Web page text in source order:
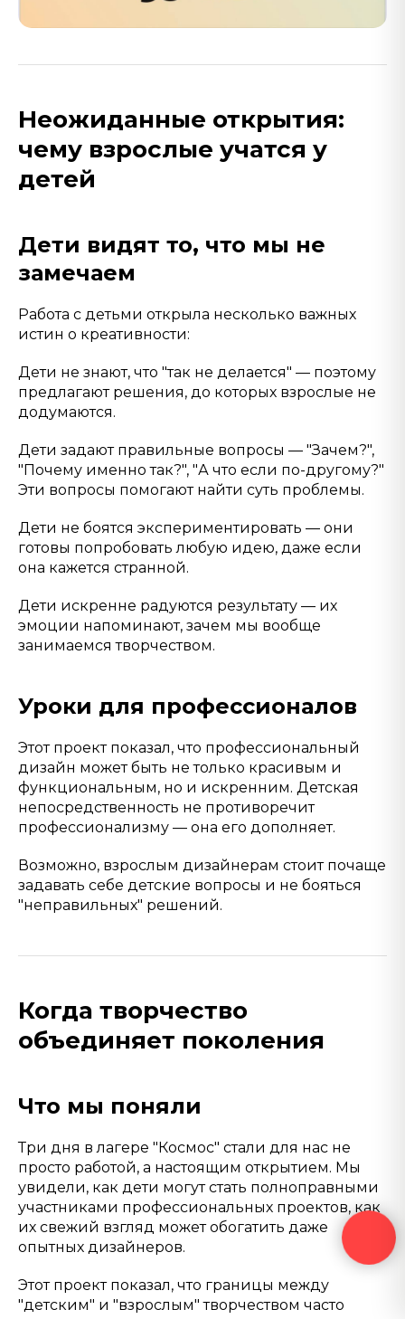
Неожиданные открытия:
чему взрослые учатся у
детей
Дети видят то, что мы не
замечаем
Работа с детьми открыла несколько важных
истин о креативности:
Дети не знают, что "так не делается" — поэтому
предлагают решения, до которых взрослые не
додумаются.
Дети задают правильные вопросы — "Зачем?",
"Почему именно так?", "А что если по-другому?"
Эти вопросы помогают найти суть проблемы.
Дети не боятся экспериментировать — они
готовы попробовать любую идею, даже если
она кажется странной.
Дети искренне радуются результату — их
эмоции напоминают, зачем мы вообще
занимаемся творчеством.
Уроки для профессионалов
Этот проект показал, что профессиональный
дизайн может быть не только красивым и
функциональным, но и искренним. Детская
непосредственность не противоречит
профессионализму — она его дополняет.
Возможно, взрослым дизайнерам стоит почаще
задавать себе детские вопросы и не бояться
"неправильных" решений.
Когда творчество
объединяет поколения
Что мы поняли
Три дня в лагере "Космос" стали для нас не
просто работой, а настоящим открытием. Мы
увидели, как дети могут стать полноправными
участниками профессиональных проектов, как
их свежий взгляд может обогатить даже
опытных дизайнеров.
Этот проект показал, что границы между
"детским" и "взрослым" творчеством часто